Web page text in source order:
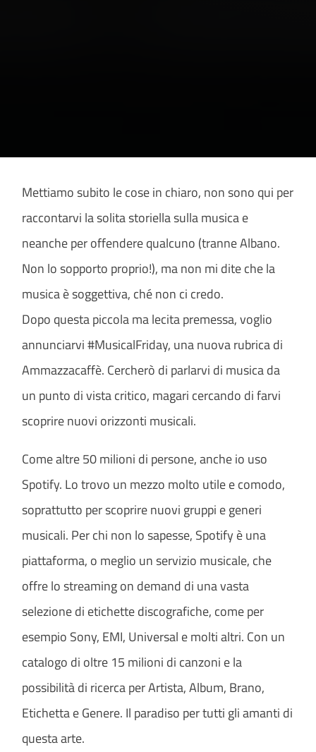
Mettiamo subito le cose in chiaro, non sono qui per
raccontarvi la solita storiella sulla musica e
neanche per offendere qualcuno (tranne Albano.
Non lo sopporto proprio!), ma non mi dite che la
musica è soggettiva, ché non ci credo.
Dopo questa piccola ma lecita premessa, voglio
annunciarvi #MusicalFriday, una nuova rubrica di
Ammazzacaffè. Cercherò di parlarvi di musica da
un punto di vista critico, magari cercando di farvi
scoprire nuovi orizzonti musicali.
Come altre 50 milioni di persone, anche io uso
Spotify. Lo trovo un mezzo molto utile e comodo,
soprattutto per scoprire nuovi gruppi e generi
musicali. Per chi non lo sapesse, Spotify è una
piattaforma, o meglio un servizio musicale, che
offre lo streaming on demand di una vasta
selezione di etichette discografiche, come per
esempio Sony, EMI, Universal e molti altri. Con un
catalogo di oltre 15 milioni di canzoni e la
possibilità di ricerca per Artista, Album, Brano,
Etichetta e Genere. Il paradiso per tutti gli amanti di
questa arte.